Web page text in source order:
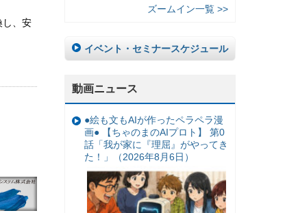
し、安
ズームイン一覧 >>
イベント・セミナースケジュール
動画ニュース
●絵も文もAIが作ったペラペラ漫
画● 【ちゃのまのAIプロト】 第0
話「我が家に『理屈』がやってき
た！」（2026年8月6日）